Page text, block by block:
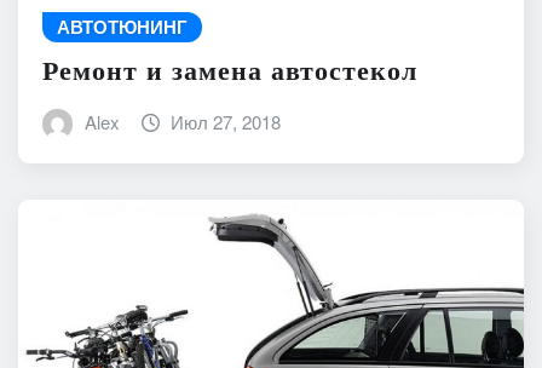
АВТОТЮНИНГ
Ремонт и замена автостекол
Alex Июл 27, 2018